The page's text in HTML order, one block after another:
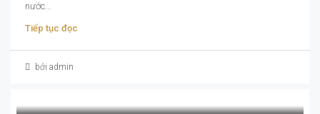
nước...
Tiếp tục đọc
bởi admin